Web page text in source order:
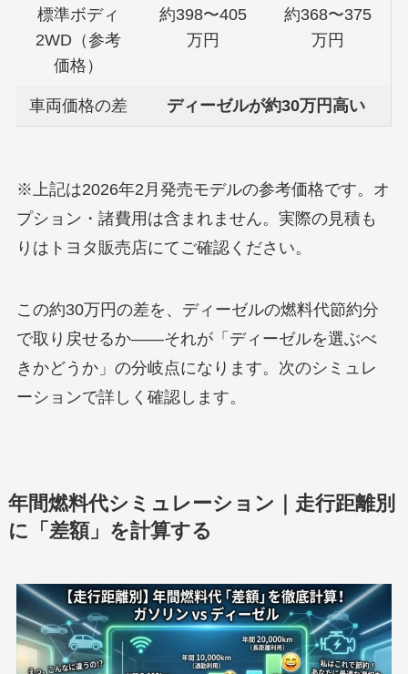
標準ボディ
2WD（参考
価格）
約398〜405
万円
約368〜375
万円
車両価格の差 ディーゼルが約30万円高い
※上記は2026年2月発売モデルの参考価格です。オ
プション・諸費用は含まれません。実際の見積も
りはトヨタ販売店にてご確認ください。
この約30万円の差を、ディーゼルの燃料代節約分
で取り戻せるか——それが「ディーゼルを選ぶべ
きかどうか」の分岐点になります。次のシミュレ
ーションで詳しく確認します。
年間燃料代シミュレーション｜走行距離別
に「差額」を計算する